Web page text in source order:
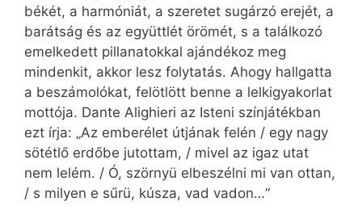
békét, a harmóniát, a szeretet sugárzó erejét, a
barátság és az együttlét örömét, s a találkozó
emelkedett pillanatokkal ajándékoz meg
mindenkit, akkor lesz folytatás. Ahogy hallgatta
a beszámolókat, felötlött benne a lelkigyakorlat
mottója. Dante Alighieri az Isteni színjátékban
ezt írja: „Az emberélet útjának felén / egy nagy
sötétlő erdőbe jutottam, / mivel az igaz utat
nem lelém. / Ó, szörnyü elbeszélni mi van ottan,
/ s milyen e sűrü, kúsza, vad vadon…“